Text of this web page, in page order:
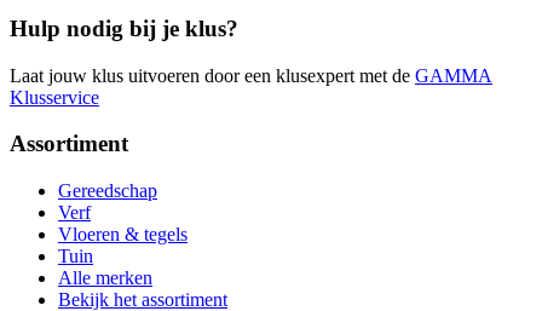
Hulp nodig bij je klus?
Laat jouw klus uitvoeren door een klusexpert met de GAMMA
Klusservice
Assortiment
Gereedschap
Verf
Vloeren & tegels
Tuin
Alle merken
Bekijk het assortiment